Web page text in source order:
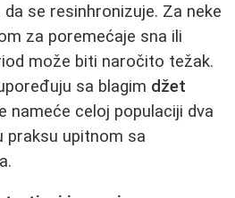
da se resinhronizuje. Za neke
za poremećaje sna ili
može biti naročito težak.
sa blagim džet
nameće celoj populaciji dva
praksu upitnom sa